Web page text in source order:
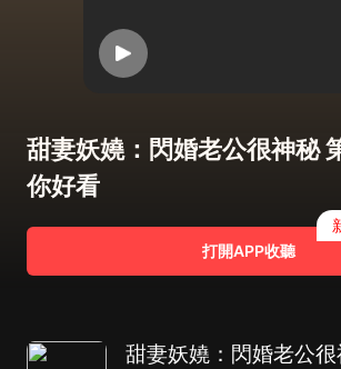
甜妻妖嬈：閃婚老公很神秘
你好看
打開APP收聽